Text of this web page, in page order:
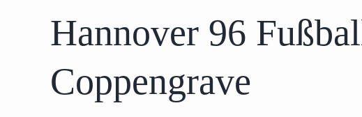
Hannover 96
Coppengrave